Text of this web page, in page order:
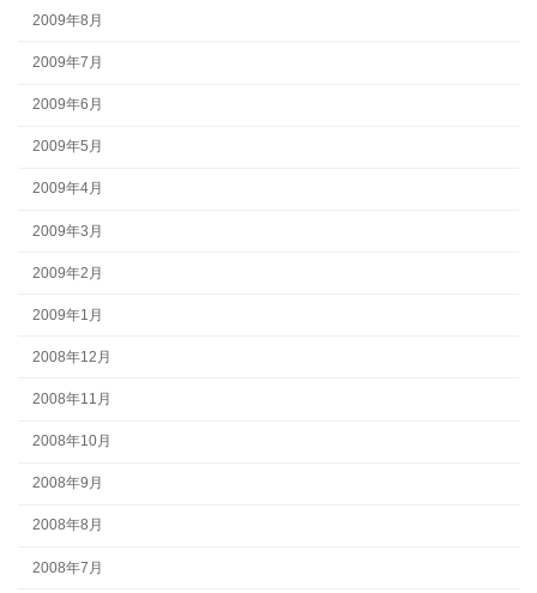
2009年8月
2009年7月
2009年6月
2009年5月
2009年4月
2009年3月
2009年2月
2009年1月
2008年12月
2008年11月
2008年10月
2008年9月
2008年8月
2008年7月